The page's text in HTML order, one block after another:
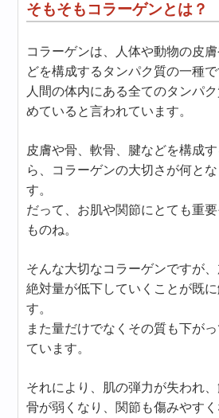
そもそもコラーゲンとは？
コラーゲンは、人体や動物の皮
どを構成するタンパク質の一種で
人間の体内にある全てのタンパ
めていると言われています。
皮膚や骨、軟骨、腱などを構成
ら、コラーゲンの大切さが何と
す。
だって、お肌や関節にとても重
ものね。
そんな大切なコラーゲンですが
絶対量が低下していくことが既
す。
また量だけでなくその質も下が
ています。
それにより、肌の弾力が失われ、
骨が弱くなり、関節も傷みやす